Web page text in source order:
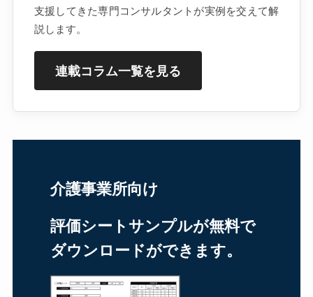
支援してきた専門コンサルタントが実例を交えて解
説します。
連載コラム一覧を見る
介護事業所向け
評価シートサンプルが無料で
ダウンロードができます。